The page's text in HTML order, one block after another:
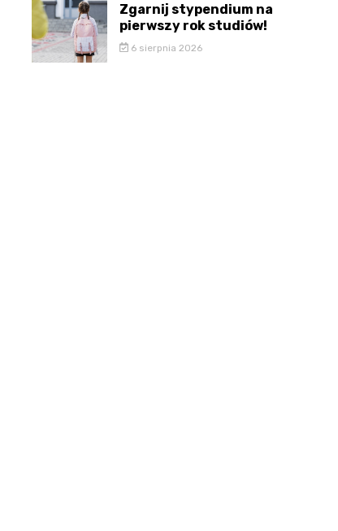
Zgarnij stypendium na
pierwszy rok studiów!
6 sierpnia 2026